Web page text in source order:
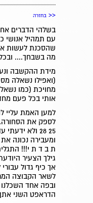
<< בחזרה
בשלהי הדברים
עם תמהיל אנושי
שהסכנת לעשות
מה בשבחך....
מידת ההקשבה
(ואפילו נשאלה
מחויכת (כמו
אותי בכל פעם
למען האמת עליי
לספק את
25 28 ולא
ומעבירה נכונה
ת ב ד ת י!!!
גילך הצעיר
אך כיף גדול
לשאר הקבוצה
ובפה אחד השכלנו
הדראפט השני אתך